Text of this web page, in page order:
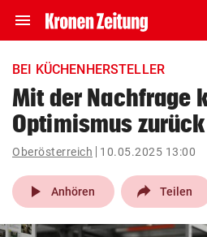
menu Navigation
ein-/ausklappen
account_circle Anmelden
pin_drop
Wien
bookmark
BEI KÜCHENHERSTELLER
Mit der Nachfrage
Optimismus zurück
Oberösterreich 10.05.2025 13:00
play_arrow Anhören Teilen